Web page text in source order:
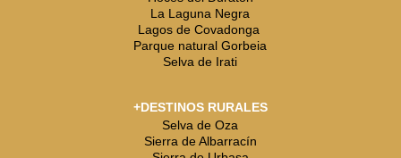
La Laguna Negra
Lagos de Covadonga
Parque natural Gorbeia
Selva de Irati
+DESTINOS RURALES
Selva de Oza
Sierra de Albarracín